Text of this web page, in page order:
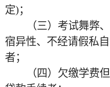
定)；
（三）考试舞弊
宿异性、不经请假私
者；
（四）欠缴学费